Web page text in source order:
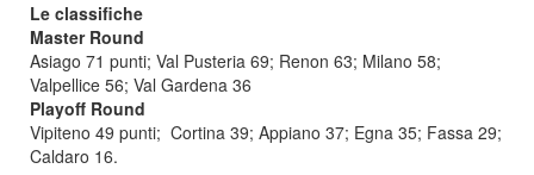
Le classifiche
Master Round
Asiago 71 punti; Val Pusteria 69; Renon 63; Milano 58;
Valpellice 56; Val Gardena 36
Playoff Round
Vipiteno 49 punti; Cortina 39; Appiano 37; Egna 35; Fassa 29;
Caldaro 16.